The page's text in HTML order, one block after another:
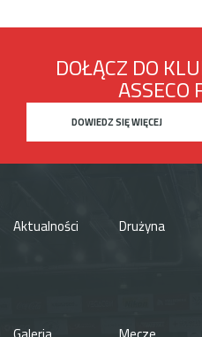
DOŁĄCZ DO
ASSECO
DOWIEDZ SIĘ WIĘCEJ
Aktualności Drużyna